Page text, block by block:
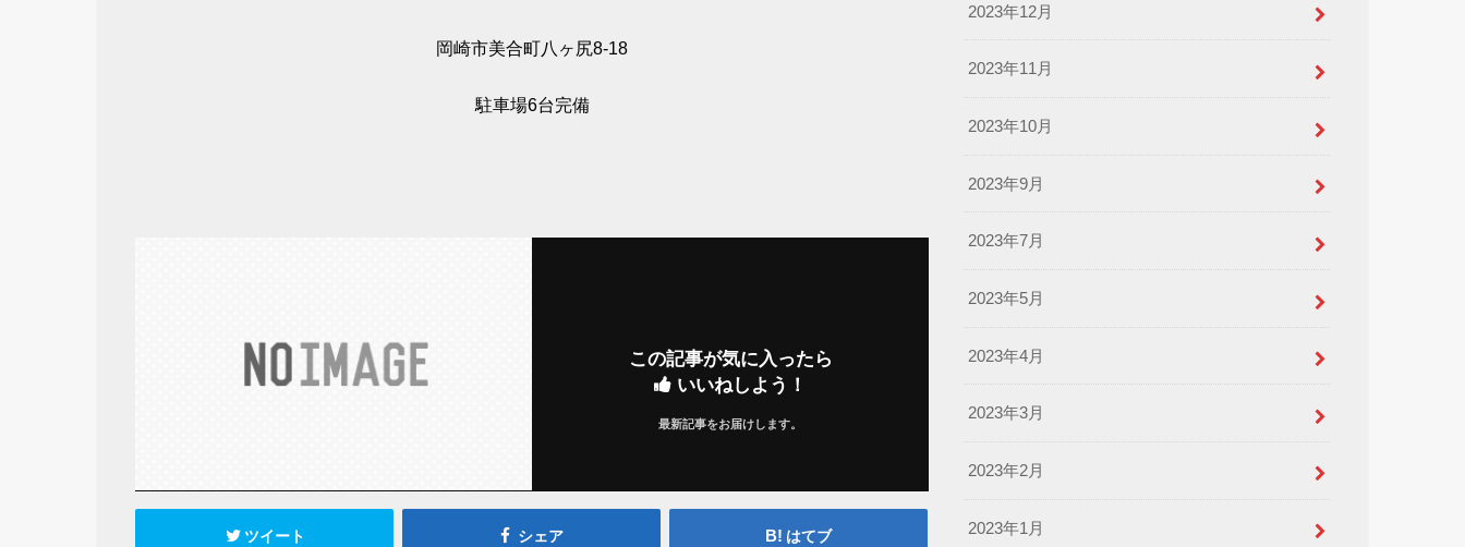
岡崎市美合町八ヶ尻8-18
駐車場6台完備
この記事が気に入ったら
いいねしよう！
最新記事をお届けします。
ツイート シェア はてブ
2023年12月
2023年11月
2023年10月
2023年9月
2023年7月
2023年5月
2023年4月
2023年3月
2023年2月
2023年1月